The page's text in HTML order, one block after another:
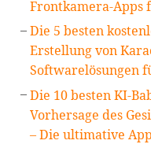
Frontkamera-Apps
Die 5 besten
Erstellung von
Softwarelösungen
Die 10 besten KI-
Vorhersage des
– Die ultimative